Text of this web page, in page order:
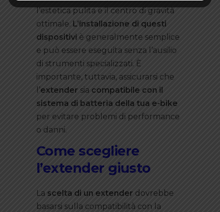
l’estetica pulita e il centro di gravità
ottimale. L’installazione di questi
dispositivi è generalmente semplice
e può essere eseguita senza l’ausilio
di strumenti specializzati. È
importante, tuttavia, assicurarsi che
l’extender sia compatibile con il
sistema di batteria della tua e-bike
per evitare problemi di performance
o danni.
Come scegliere
l’extender giusto
La scelta di un extender dovrebbe
basarsi sulla compatibilità con la